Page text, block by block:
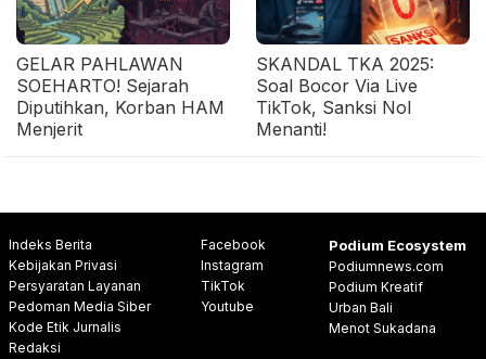
GELAR PAHLAWAN
SOEHARTO! Sejarah
Diputihkan, Korban HAM
Menjerit
SKANDAL TKA 2025:
Soal Bocor Via Live
TikTok, Sanksi Nol
Menanti!
Indeks Berita
Kebijakan Privasi
Persyaratan Layanan
Pedoman Media Siber
Kode Etik Jurnalis
Redaksi
Facebook
Instagram
TikTok
Youtube
Podium Ecosystem
Podiumnews.com
Podium Kreatif
Urban Bali
Menot Sukadana